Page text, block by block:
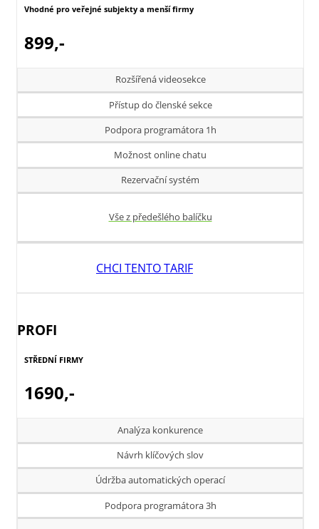
Vhodné pro veřejné subjekty a menší firmy
899,-
Rozšířená videosekce
Přístup do členské sekce
Podpora programátora 1h
Možnost online chatu
Rezervační systém
Vše z předešlého balíčku
CHCI TENTO TARIF
PROFI
STŘEDNÍ FIRMY
1690,-
Analýza konkurence
Návrh klíčových slov
Údržba automatických operací
Podpora programátora 3h